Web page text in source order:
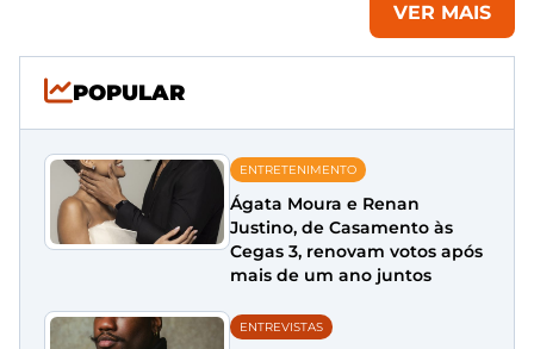
VER MAIS
POPULAR
ENTRETENIMENTO
Ágata Moura e Renan
Justino, de Casamento às
Cegas 3, renovam votos após
mais de um ano juntos
ENTREVISTAS